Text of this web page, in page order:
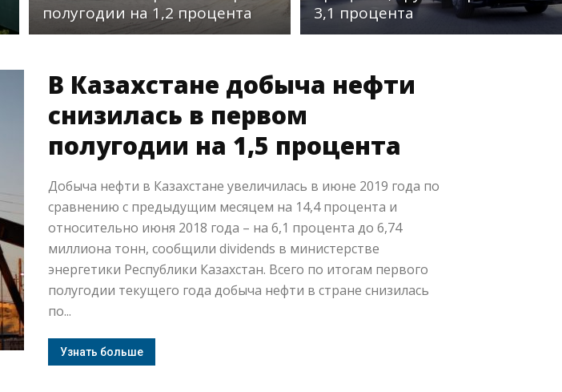
полугодии на 1,2 процента
3,1 процента
В Казахстане добыча нефти
снизилась в первом
полугодии на 1,5 процента
Добыча нефти в Казахстане увеличилась в июне 2019 года по
сравнению с предыдущим месяцем на 14,4 процента и
относительно июня 2018 года – на 6,1 процента до 6,74
миллиона тонн, сообщили dividends в министерстве
энергетики Республики Казахстан. Всего по итогам первого
полугодии текущего года добыча нефти в стране снизилась
по...
Узнать больше